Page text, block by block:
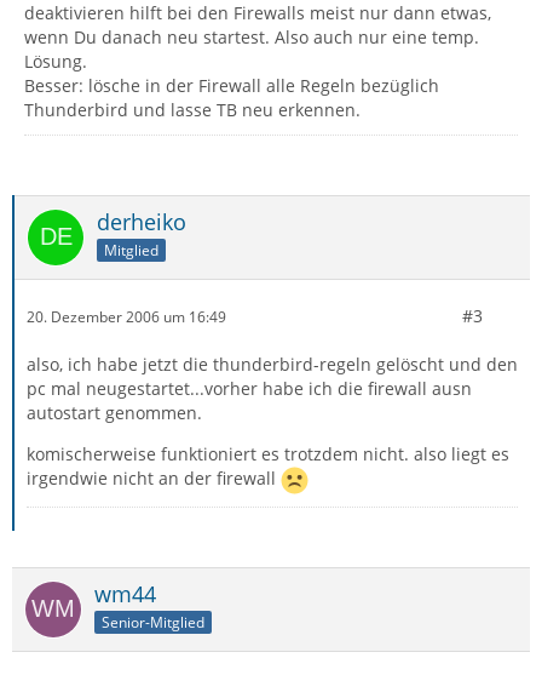
deaktivieren hilft bei den Firewalls meist nur dann etwas,
wenn Du danach neu startest. Also auch nur eine temp.
Lösung.
Besser: lösche in der Firewall alle Regeln bezüglich
Thunderbird und lasse TB neu erkennen.
derheiko
Mitglied
20. Dezember 2006 um 16:49 #3
also, ich habe jetzt die thunderbird-regeln gelöscht und den
pc mal neugestartet...vorher habe ich die firewall ausn
autostart genommen.
komischerweise funktioniert es trotzdem nicht. also liegt es
irgendwie nicht an der firewall
wm44
Senior-Mitglied